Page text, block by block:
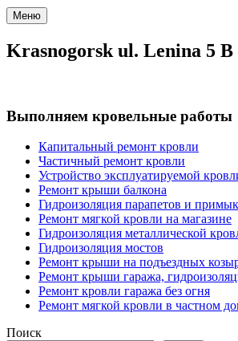
Меню
Krasnogorsk ul. Lenina 5 B
Выполняем кровельные работы
Капитальный ремонт кровли
Частичный ремонт кровли
Устройство эксплуатируемой
Ремонт крыши балкона
Гидроизоляция парапетов и
Ремонт мягкой кровли на магазине
Гидроизоляция металлической
Гидроизоляция мостов
Ремонт крыши на подъездных
Ремонт крыши гаража,
Ремонт кровли гаража без огня
Ремонт мягкой кровли в частном
Поиск